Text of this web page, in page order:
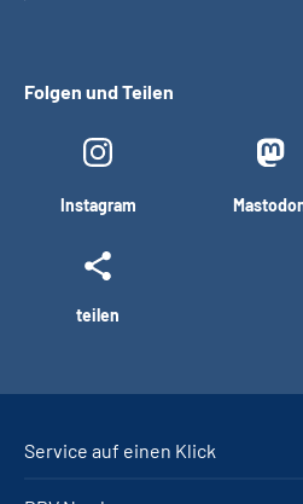
Folgen und Teilen
Instagram
teilen
Service auf einen Klick